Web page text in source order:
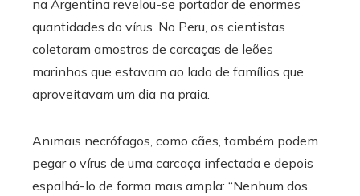
na Argentina revelou-se portador de enormes
quantidades do vírus. No Peru, os cientistas
coletaram amostras de carcaças de leões
marinhos que estavam ao lado de famílias que
aproveitavam um dia na praia.
Animais necrófagos, como cães, também podem
pegar o vírus de uma carcaça infectada e depois
espalhá-lo de forma mais ampla: “Nenhum dos